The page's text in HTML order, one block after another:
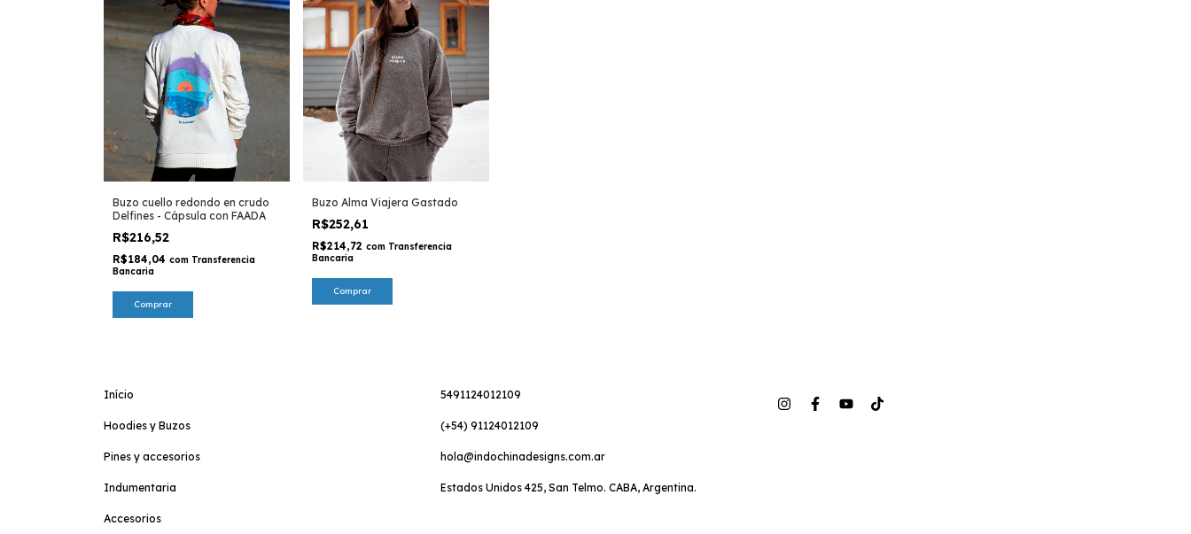
Buzo cuello redondo en crudo
Delfines - Cápsula con FAADA
R$216,52
R$184,04 com Transferencia
Bancaria
Comprar
Buzo Alma Viajera Gastado
R$252,61
R$214,72 com Transferencia
Bancaria
Comprar
Início
Hoodies y Buzos
Pines y accesorios
Indumentaria
Accesorios
5491124012109
(+54) 91124012109
hola@indochinadesigns.com.ar
Estados Unidos 425, San Telmo. CABA, Argentina.